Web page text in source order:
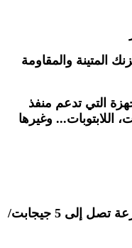
المتينة والمقاومة
التي تدعم منفذ
بسرعة تصل إلى 5 جيجابت/